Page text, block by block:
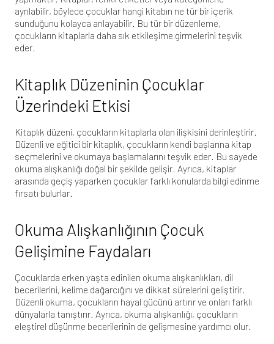
ayrılabilir, böylece çocuklar hangi kitabın ne tür bir içerik
sunduğunu kolayca anlayabilir. Bu tür bir düzenleme,
çocukların kitaplarla daha sık etkileşime girmelerini teşvik
eder.
Kitaplık Düzeninin Çocuklar
Üzerindeki Etkisi
Kitaplık düzeni, çocukların kitaplarla olan ilişkisini derinleştirir.
Düzenli ve eğitici bir kitaplık, çocukların kendi başlarına kitap
seçmelerini ve okumaya başlamalarını teşvik eder. Bu sayede
okuma alışkanlığı doğal bir şekilde gelişir. Ayrıca, kitaplar
arasında geçiş yaparken çocuklar farklı konularda bilgi edinme
fırsatı bulurlar.
Okuma Alışkanlığının Çocuk
Gelişimine Faydaları
Çocuklarda erken yaşta edinilen okuma alışkanlıkları, dil
becerilerini, kelime dağarcığını ve dikkat sürelerini geliştirir.
Düzenli okuma, çocukların hayal gücünü artırır ve onları farklı
dünyalarla tanıştırır. Ayrıca, okuma alışkanlığı, çocukların
eleştirel düşünme becerilerinin de gelişmesine yardımcı olur.